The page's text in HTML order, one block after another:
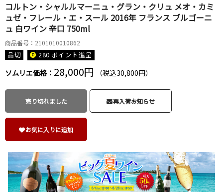
コルトン・シャルルマーニュ・グラン・クリュ メオ・カミ
ュゼ・フレール・エ・スール 2016年 フランス ブルゴーニ
ュ 白ワイン 辛口 750ml
商品番号：2101010010862
品切 280 ポイント進呈
ソムリエ価格： 28,000円 （税込30,800円）
売り切れました 再入荷お知らせ
お気に入りに追加